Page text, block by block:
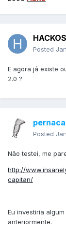
Posted
E agora já existe
2.0 ?
Posted
Não testei, me
http://
capitan/
Eu investiria
anteriormente.